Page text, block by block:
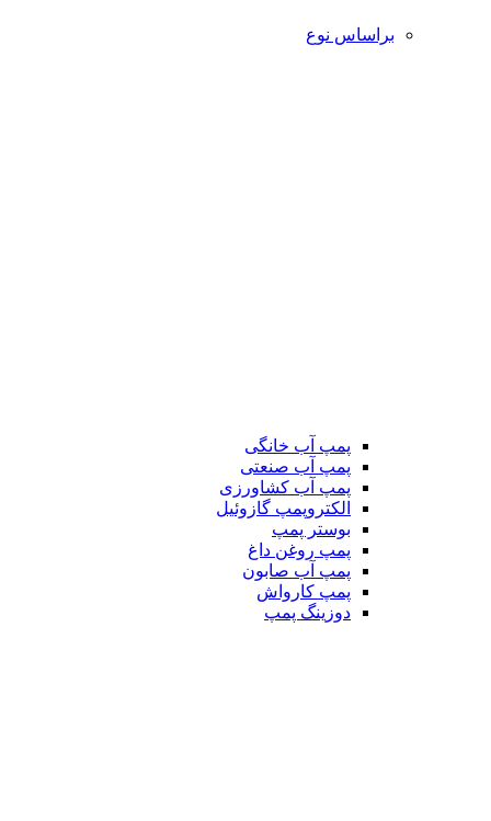
براساس نوع
پمپ آب خانگی
پمپ آب صنعتی
پمپ آب کشاورزی
الکتروپمپ گازوئیل
بوستر پمپ
پمپ روغن داغ
پمپ آب صابون
پمپ کارواش
دوزینگ پمپ